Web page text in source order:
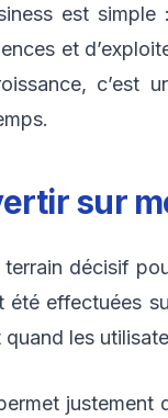
est
et
c’est
sur
décisif
effectuées
les
justement